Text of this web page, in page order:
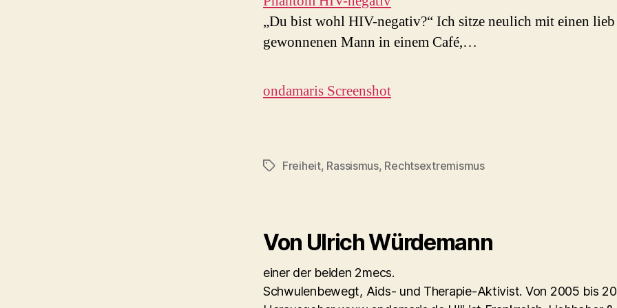
„Du bist wohl HIV-negativ?“ Ich sitze neulich mit einen lieb
gewonnenen Mann in einem Café,…
ondamaris Screenshot
Schlagwörter
Freiheit, Rassismus, Rechtsextremismus
Von Ulrich Würdemann
einer der beiden 2mecs.
Schwulenbewegt, Aids- und Therapie-Aktivist. Von 2005 bis